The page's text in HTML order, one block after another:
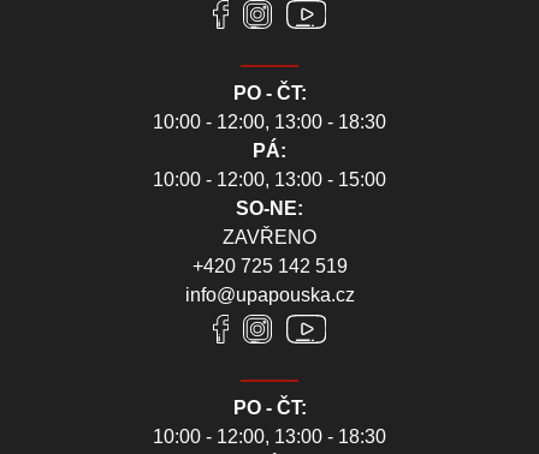
PO - ČT:
10:00 - 12:00, 13:00 - 18:30
PÁ:
10:00 - 12:00, 13:00 - 15:00
SO-NE:
ZAVŘENO
+420 725 142 519
info@upapouska.cz
PO - ČT:
10:00 - 12:00, 13:00 - 18:30